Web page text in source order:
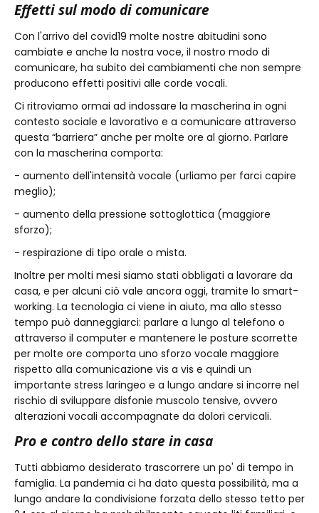
Effetti sul modo di comunicare
Con l'arrivo del covid19 molte nostre abitudini sono
cambiate e anche la nostra voce, il nostro modo di
comunicare, ha subito dei cambiamenti che non sempre
producono effetti positivi alle corde vocali.
Ci ritroviamo ormai ad indossare la mascherina in ogni
contesto sociale e lavorativo e a comunicare attraverso
questa “barriera” anche per molte ore al giorno. Parlare
con la mascherina comporta:
- aumento dell'intensità vocale (urliamo per farci capire
meglio);
- aumento della pressione sottoglottica (maggiore
sforzo);
- respirazione di tipo orale o mista.
Inoltre per molti mesi siamo stati obbligati a lavorare da
casa, e per alcuni ciò vale ancora oggi, tramite lo smart-
working. La tecnologia ci viene in aiuto, ma allo stesso
tempo può danneggiarci: parlare a lungo al telefono o
attraverso il computer e mantenere le posture scorrette
per molte ore comporta uno sforzo vocale maggiore
rispetto alla comunicazione vis a vis e quindi un
importante stress laringeo e a lungo andare si incorre nel
rischio di sviluppare disfonie muscolo tensive, ovvero
alterazioni vocali accompagnate da dolori cervicali.
Pro e contro dello stare in casa
Tutti abbiamo desiderato trascorrere un po' di tempo in
famiglia. La pandemia ci ha dato questa possibilità, ma a
lungo andare la condivisione forzata dello stesso tetto per